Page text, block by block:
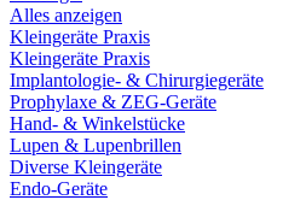
Alles anzeigen
Kleingeräte Praxis
Kleingeräte Praxis
Implantologie- & Chirurgiegeräte
Prophylaxe & ZEG-Geräte
Hand- & Winkelstücke
Lupen & Lupenbrillen
Diverse Kleingeräte
Endo-Geräte